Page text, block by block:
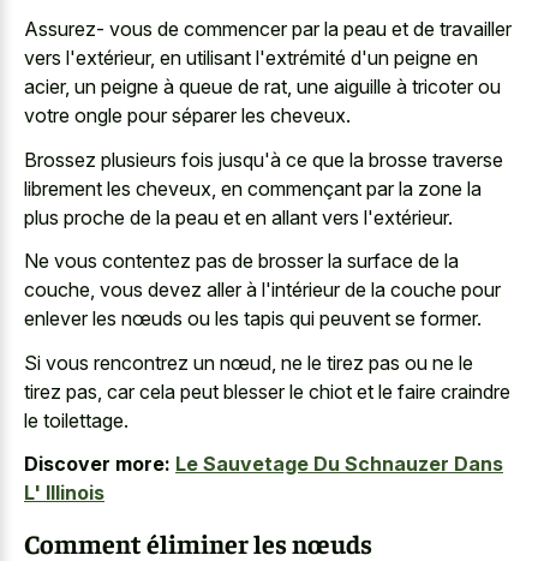
Assurez- vous de commencer par la peau et de travailler
vers l'extérieur, en utilisant l'extrémité d'un peigne en
acier, un peigne à queue de rat, une aiguille à tricoter ou
votre ongle pour séparer les cheveux.
Brossez plusieurs fois jusqu'à ce que la brosse traverse
librement les cheveux, en commençant par la zone la
plus proche de la peau et en allant vers l'extérieur.
Ne vous contentez pas de brosser la surface de la
couche, vous devez aller à l'intérieur de la couche pour
enlever les nœuds ou les tapis qui peuvent se former.
Si vous rencontrez un nœud, ne le tirez pas ou ne le
tirez pas, car cela peut blesser le chiot et le faire craindre
le toilettage.
Discover more: Le Sauvetage Du Schnauzer Dans
L' Illinois
Comment éliminer les nœuds